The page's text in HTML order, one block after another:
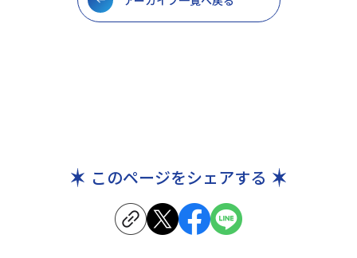
このページをシェアする